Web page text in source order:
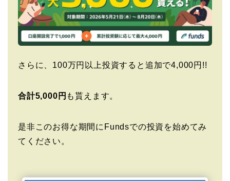
さらに、100万円以上投資すると追加で4,000円!!
合計5,000円 も貰えます。
是非このお得な期間にFundsでの投資を始めてみ
てください。